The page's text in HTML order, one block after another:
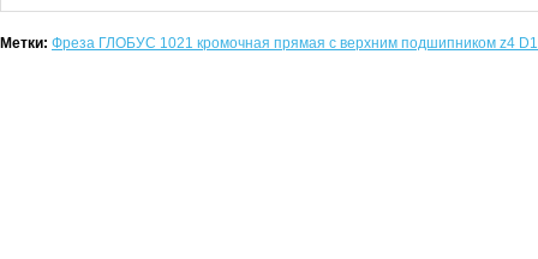
Метки: Фреза ГЛОБУС 1021 кромочная прямая с верхним подшипником z4